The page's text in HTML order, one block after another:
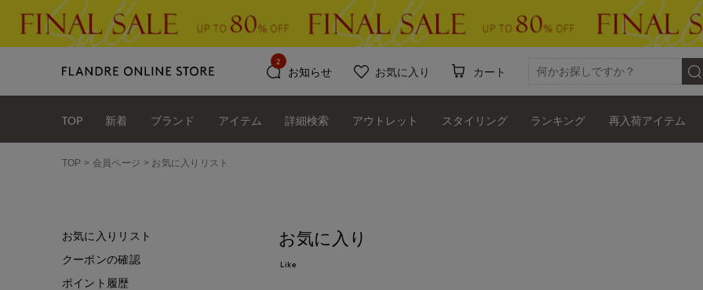
お知らせ
2
お気に入り カート
TOP 新着 ブランド アイテム 詳細検索 アウトレット スタイリング ランキング 再入荷アイテム
TOP 会員ページ お気に入りリスト
お気に入り
Like
お気に入りリスト
クーポンの確認
ポイント履歴